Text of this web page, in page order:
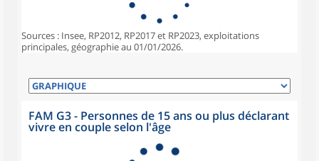
Sources : Insee, RP2012, RP2017 et RP2023, exploitations
principales, géographie au 01/01/2026.
FAM G3 - Personnes de 15 ans ou plus déclarant
vivre en couple selon l'âge